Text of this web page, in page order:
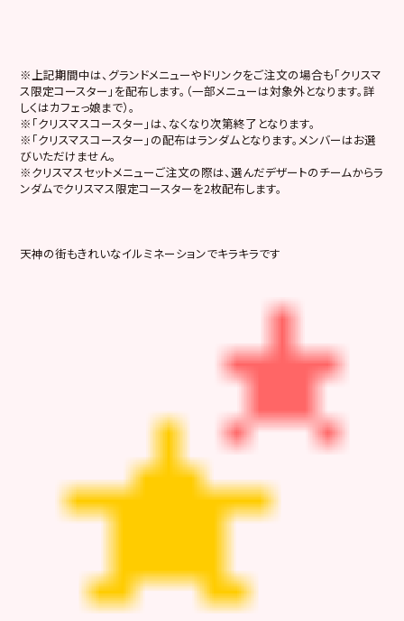
※上記期間中は、グランドメニューやドリンクをご注文の場合も「クリスマ
ス限定コースター」を配布します。（一部メニューは対象外となります。詳
しくはカフェっ娘まで）。
※「クリスマスコースター」は、なくなり次第終了となります。
※「クリスマスコースター」の配布はランダムとなります。メンバーはお選
びいただけません。
※クリスマスセットメニューご注文の際は、選んだデザートのチームからラ
ンダムでクリスマス限定コースターを2枚配布します。
天神の街もきれいなイルミネーションでキラキラです